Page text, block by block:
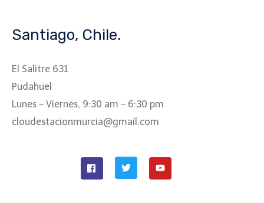
Santiago, Chile.
El Salitre 631
Pudahuel
Lunes – Viernes, 9:30 am – 6:30 pm
cloudestacionmurcia@gmail.com